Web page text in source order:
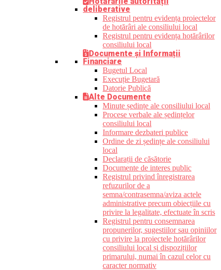
deliberative
Registrul pentru evidența proiectelor
de hotărâri ale consiliului local
Registrul pentru evidența hotărârilor
consiliului local
Documente și Informații
Financiare
Bugetul Local
Execuție Bugetară
Datorie Publică
Alte Documente
Minute ședințe ale consiliului local
Procese verbale ale ședințelor
consiliului local
Informare dezbateri publice
Ordine de zi ședințe ale consiliului
local
Declarații de căsătorie
Documente de interes public
Registrul privind înregistrarea
refuzurilor de a
semna/contrasemna/aviza actele
administrative precum obiecțiile cu
privire la legalitate, efectuate în scris
Registrul pentru consemnarea
propunerilor, sugestiilor sau opiniilor
cu privire la proiectele hotărârilor
consiliului local și dispozițiilor
primarului, numai în cazul celor cu
caracter normativ